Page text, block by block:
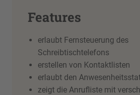
Features
erlaubt Fernsteuerung des
Schreibtischtelefons
erstellen von Kontaktlisten
erlaubt den
zeigt die Anrufliste mit